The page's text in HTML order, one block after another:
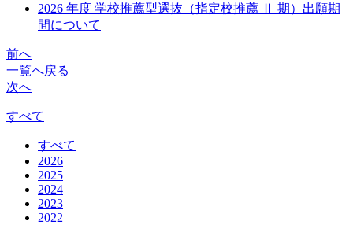
2026 年度 学校推薦型選抜（指定校推薦 Ⅱ 期）出願期
間について
前へ
一覧へ戻る
次へ
すべて
すべて
2026
2025
2024
2023
2022